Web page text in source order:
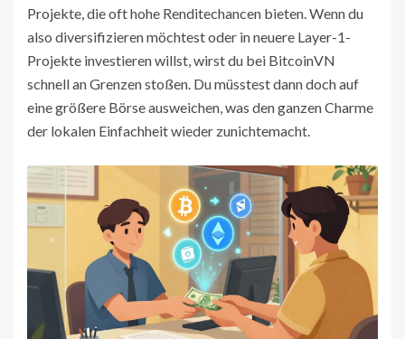
Projekte, die oft hohe Renditechancen bieten. Wenn du
also diversifizieren möchtest oder in neuere Layer-1-
Projekte investieren willst, wirst du bei BitcoinVN
schnell an Grenzen stoßen. Du müsstest dann doch auf
eine größere Börse ausweichen, was den ganzen Charme
der lokalen Einfachheit wieder zunichtemacht.